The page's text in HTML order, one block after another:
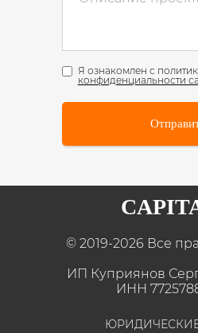
Я ознакомлен с
конфиденциальности
© 2019-2026 Все
ИП Куприянов
ИНН